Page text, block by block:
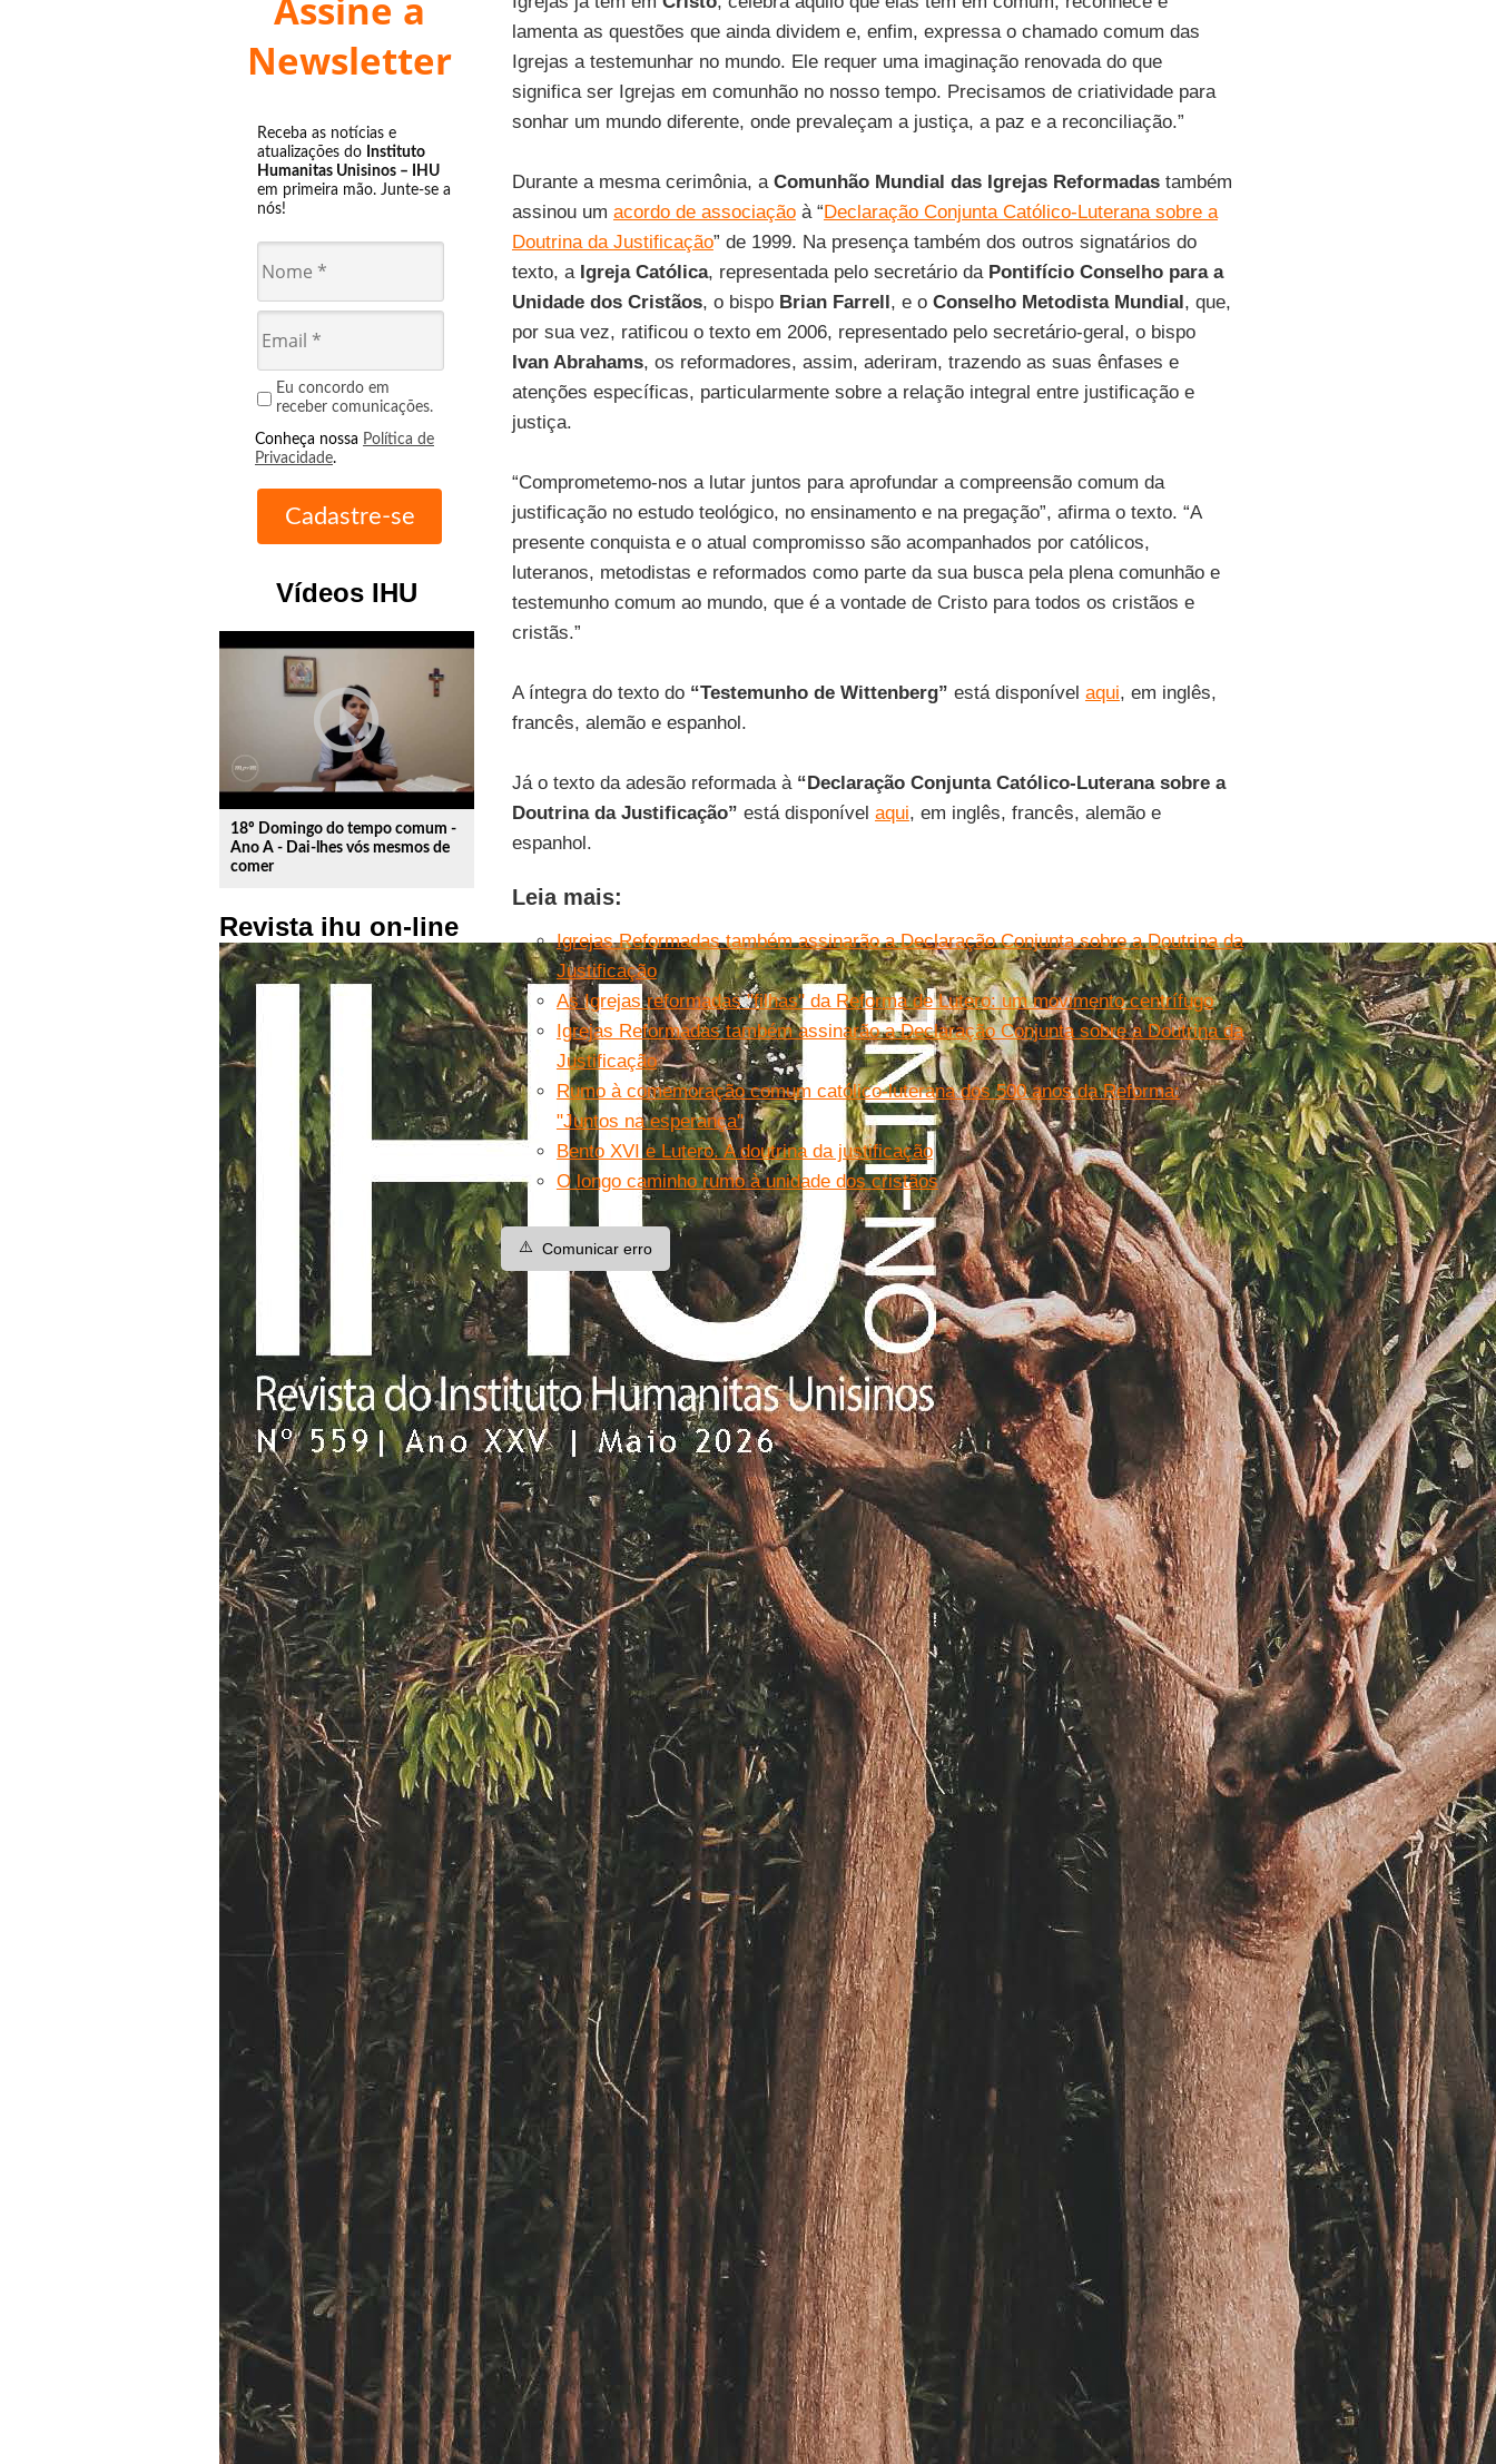
Assine a
Newsletter
Receba as notícias e
atualizações do Instituto
Humanitas Unisinos – IHU
em primeira mão. Junte-se a
nós!
Eu concordo em
receber comunicações.
Conheça nossa Política de
Privacidade.
Vídeos IHU
play_circle_outline
18º Domingo do tempo comum -
Ano A - Dai-lhes vós mesmos de
comer
Revista ihu on-line
lamenta as questões que ainda dividem e, enfim, expressa o chamado comum das
Igrejas a testemunhar no mundo. Ele requer uma imaginação renovada do que
significa ser Igrejas em comunhão no nosso tempo. Precisamos de criatividade para
sonhar um mundo diferente, onde prevaleçam a justiça, a paz e a reconciliação.”
Durante a mesma cerimônia, a Comunhão Mundial das Igrejas Reformadastambém
assinou um acordo de associaçãoà “Declaração Conjunta Católico-Luterana sobre a
Doutrina da Justificação” de 1999. Na presença também dos outros signatários do
texto, a Igreja Católica, representada pelo secretário da Pontifício Conselho para a
Unidade dos Cristãos, o bispo Brian Farrell, e o Conselho Metodista Mundial, que,
por sua vez, ratificou o texto em 2006, representado pelo secretário-geral, o bispo
Ivan Abrahams, os reformadores, assim, aderiram, trazendo as suas ênfases e
atenções específicas, particularmente sobre a relação integral entre justificação e
justiça.
“Comprometemo-nos a lutar juntos para aprofundar a compreensão comum da
justificação no estudo teológico, no ensinamento e na pregação”, afirma o texto. “A
presente conquista e o atual compromisso são acompanhados por católicos,
luteranos, metodistas e reformados como parte da sua busca pela plena comunhão e
testemunho comum ao mundo, que é a vontade de Cristo para todos os cristãos e
cristãs.”
A íntegra do texto do“Testemunho de Wittenberg” está disponível aqui, em inglês,
francês, alemão e espanhol.
Já o texto da adesão reformada à “Declaração Conjunta Católico-Luterana sobre a
Doutrina da Justificação” está disponível aqui, em inglês, francês, alemão e
espanhol.
Leia mais:
Igrejas Reformadas também assinarão a Declaração Conjunta sobre a Doutrina da
Justificação
As Igrejas reformadas "filhas" da Reforma de Lutero: um movimento centrífugo
Igrejas Reformadas também assinarão a Declaração Conjunta sobre a Doutrina da
Justificação
Rumo à comemoração comum católico-luterana dos 500 anos da Reforma:
"Juntos na esperança"
Bento XVI e Lutero. A doutrina da justificação
O longo caminho rumo à unidade dos cristãos
⚠️ Comunicar erro